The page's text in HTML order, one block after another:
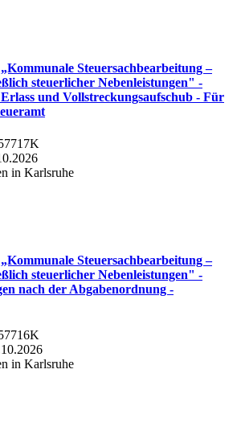
Steuersachbearbeitung –
steuerlicher Nebenleistungen" -
und Vollstreckungsaufschub - Für
in Karlsruhe
Steuersachbearbeitung –
steuerlicher Nebenleistungen" -
nach der Abgabenordnung -
in Karlsruhe